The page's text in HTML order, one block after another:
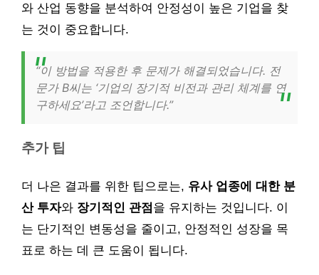
와 산업 동향을 분석하여 안정성이 높은 기업을 찾
는 것이 중요합니다.
“이 방법을 적용한 후 문제가 해결되었습니다. 전
문가 B씨는 ‘기업의 장기적 비전과 관리 체계를 연
구하세요’라고 조언합니다.”
추가 팁
더 나은 결과를 위한 팁으로는, 유사 업종에 대한 분
산 투자와 장기적인 관점을 유지하는 것입니다. 이
는 단기적인 변동성을 줄이고, 안정적인 성장을 목
표로 하는 데 큰 도움이 됩니다.